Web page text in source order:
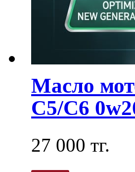
Масло
C5/C6
27 000 тг.